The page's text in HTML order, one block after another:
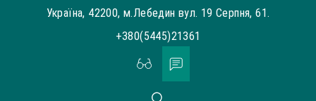
Україна, 42200, м.Лебедин вул. 19 Серпня, 61.
+380(5445)21361